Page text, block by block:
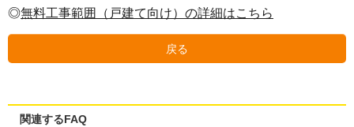
◎無料工事範囲（戸建て向け）の詳細はこちら
戻る
関連するFAQ